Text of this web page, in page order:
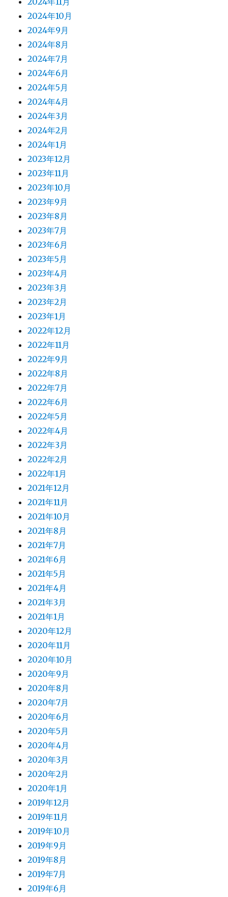
2024年10月
2024年9月
2024年8月
2024年7月
2024年6月
2024年5月
2024年4月
2024年3月
2024年2月
2024年1月
2023年12月
2023年11月
2023年10月
2023年9月
2023年8月
2023年7月
2023年6月
2023年5月
2023年4月
2023年3月
2023年2月
2023年1月
2022年12月
2022年11月
2022年9月
2022年8月
2022年7月
2022年6月
2022年5月
2022年4月
2022年3月
2022年2月
2022年1月
2021年12月
2021年11月
2021年10月
2021年8月
2021年7月
2021年6月
2021年5月
2021年4月
2021年3月
2021年1月
2020年12月
2020年11月
2020年10月
2020年9月
2020年8月
2020年7月
2020年6月
2020年5月
2020年4月
2020年3月
2020年2月
2020年1月
2019年12月
2019年11月
2019年10月
2019年9月
2019年8月
2019年7月
2019年6月